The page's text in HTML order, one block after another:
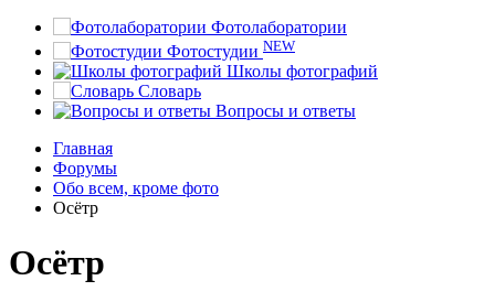
Фотолаборатории
Фотостудии NEW
Школы фотографий
Словарь
Вопросы и ответы
Главная
Форумы
Обо всем, кроме фото
Осётр
Осётр